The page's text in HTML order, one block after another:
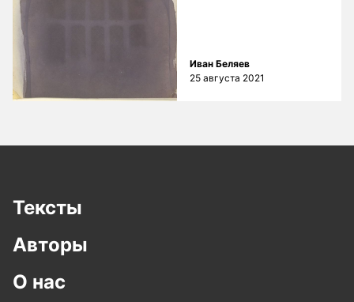
Иван Беляев
25 августа 2021
Тексты
Авторы
О нас